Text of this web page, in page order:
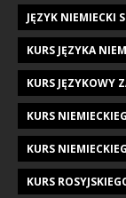
JĘZYK NIEMIECKI
KURS JĘZYKA
KURS JĘZYKOWY
KURS
KURS
KURS